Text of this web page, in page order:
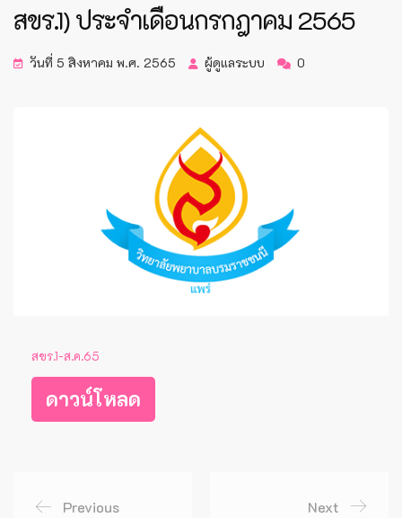
สขร.1) ประจำเดือนกรกฎาคม 2565
วันที่ 5 สิงหาคม พ.ศ. 2565 ผู้ดูแลระบบ 0
สขร.1-ส.ค.65
ดาวน์โหลด
Previous Next